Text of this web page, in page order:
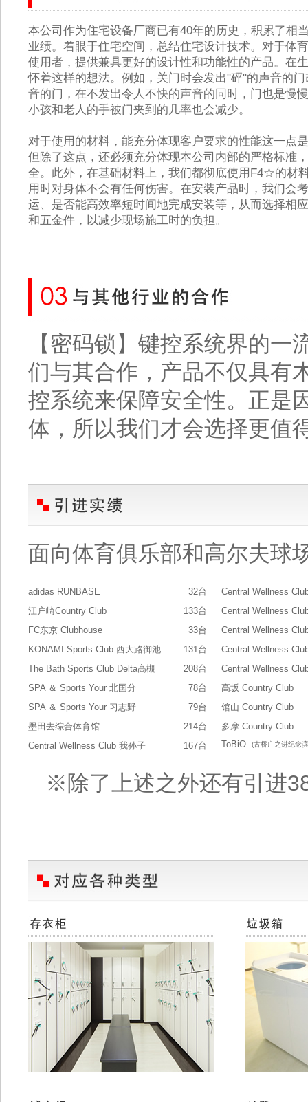
本公司作为住宅设备厂商已有40年的历史，积累了相
业绩。着眼于住宅空间，总结住宅设计技术。对于体
使用者，提供兼具更好的设计性和功能性的产品。在
怀着这样的想法。例如，关门时会发出"砰"的声音的
音的门，在不发出令人不快的声音的同时，门也是慢
小孩和老人的手被门夹到的几率也会减少。
对于使用的材料，能充分体现客户要求的性能这一点
但除了这点，还必须充分体现本公司内部的严格标准
全。此外，在基础材料上，我们都彻底使用F4☆的材
用时对身体不会有任何伤害。在安装产品时，我们会
运、是否能高效率短时间地完成安装等，从而选择相
和五金件，以减少现场施工时的负担。
【密码锁】键控系统界的一
们与其合作，产品不仅具有
控系统来保障安全性。正是
体，所以我们才会选择更值
面向体育俱乐部和高尔夫球
adidas RUNBASE 32台
Central Wellness
江户崎Country Club
133台
Central Wellness
FC东京 Clubhouse
33台
Central Wellness
KONAMI Sports Club 西大路御池
131台
Central Wellness
The Bath Sports Club Delta高槻
208台
Central Wellness
SPA ＆ Sports Your 北国分
78台
高坂 Country Club
SPA ＆ Sports Your 习志野
79台
馆山 Country Club
墨田去综合体育馆
214台
多摩 Country Club
Central Wellness Club 我孙子
167台 ToBiO (古桥广之进纪念
※除了上述之外还有引进